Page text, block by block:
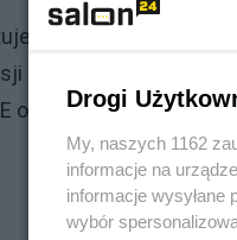
teraz słynny "koszyk
Europejskiej: To
o nałożenie kar
Drogi
My, naszych 1162
informacje na
informacje wysyłane
wybór